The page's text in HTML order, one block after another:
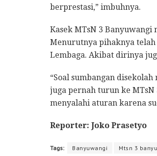
berprestasi,” imbuhnya.
Kasek MTsN 3
Menurutnya pihaknya
Lembaga. Akibat dirinya
“Soal sumbangan
juga pernah turun ke
menyalahi aturan karena
Reporter: Joko Prasetyo
Tags: Banyuwangi Mtsn 3